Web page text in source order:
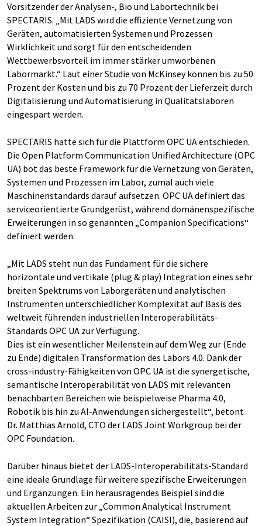
Vorsitzender der Analysen-, Bio und Labortechnik bei
SPECTARIS. „Mit LADS wird die effiziente Vernetzung von
Geräten, automatisierten Systemen und Prozessen
Wirklichkeit und sorgt für den entscheidenden
Wettbewerbsvorteil im immer stärker umworbenen
Labormarkt.“ Laut einer Studie von McKinsey können bis zu 50
Prozent der Kosten und bis zu 70 Prozent der Lieferzeit durch
Digitalisierung und Automatisierung in Qualitätslaboren
eingespart werden.
SPECTARIS hatte sich für die Plattform OPC UA entschieden.
Die Open Platform Communication Unified Architecture (OPC
UA) bot das beste Framework für die Vernetzung von Geräten,
Systemen und Prozessen im Labor, zumal auch viele
Maschinenstandards darauf aufsetzen. OPC UA definiert das
serviceorientierte Grundgerüst, während domänenspezifische
Erweiterungen in so genannten „Companion Specifications“
definiert werden.
„Mit LADS steht nun das Fundament für die sichere
horizontale und vertikale (plug & play) Integration eines sehr
breiten Spektrums von Laborgeräten und analytischen
Instrumenten unterschiedlicher Komplexität auf Basis des
weltweit führenden industriellen Interoperabilitäts-
Standards OPC UA zur Verfügung.
Dies ist ein wesentlicher Meilenstein auf dem Weg zur (Ende
zu Ende) digitalen Transformation des Labors 4.0. Dank der
cross-industry-Fähigkeiten von OPC UA ist die synergetische,
semantische Interoperabilität von LADS mit relevanten
benachbarten Bereichen wie beispielweise Pharma 4.0,
Robotik bis hin zu AI-Anwendungen sichergestellt“, betont
Dr. Matthias Arnold, CTO der LADS Joint Workgroup bei der
OPC Foundation.
Darüber hinaus bietet der LADS-Interoperabilitäts-Standard
eine ideale Grundlage für weitere spezifische Erweiterungen
und Ergänzungen. Ein herausragendes Beispiel sind die
aktuellen Arbeiten zur „Common Analytical Instrument
System Integration“ Spezifikation (CAISI), die, basierend auf